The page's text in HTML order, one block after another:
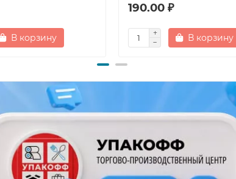
В корзину
190.00 ₽
В корзину